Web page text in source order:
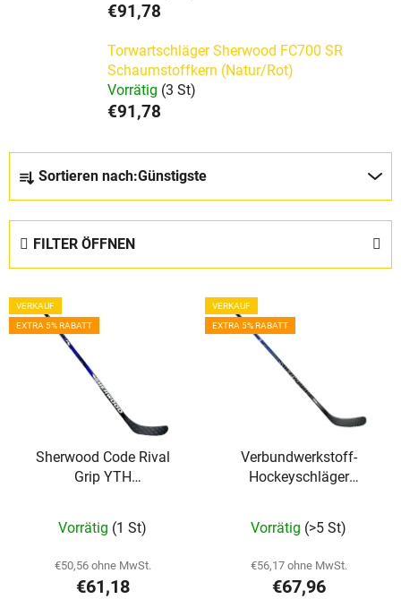
€91,78
Torwartschläger Sherwood FC700 SR
Schaumstoffkern (Natur/Rot)
Vorrätig (3 St)
€91,78
t
s
Sortieren nach:Günstigste
FILTER ÖFFNEN
L
i
VERKAUF
EXTRA 5% RABATT
Sherwood Code Rival
Grip YTH
Vorrätig (1 St)
€50,56 ohne MwSt.
€61,18
VERKAUF
EXTRA 5% RABATT
Verbundwerkstoff-
Hockeyschläger
Vorrätig (>5 St)
€56,17 ohne MwSt.
€67,96